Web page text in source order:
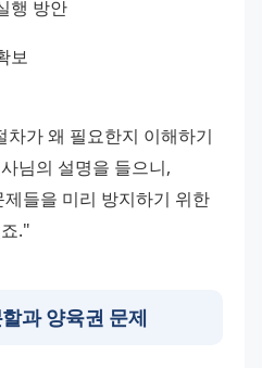
행 방안
보
가 왜 필요한지 이해하기
님의 설명을 들으니,
들을 미리 방지하기 위한
."
과 양육권 문제